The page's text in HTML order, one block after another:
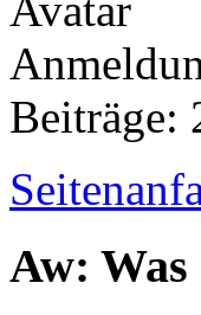
Beiträge:
Aw: